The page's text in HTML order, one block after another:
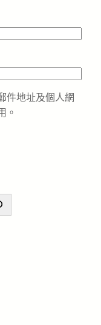
件地址及個人網
。